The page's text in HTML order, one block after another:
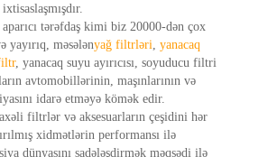
tərəfdaş kimi biz 20000-dən çox
yayırıq, məsələnyağ filtrləri ,yanacaq
, yanacaq suyu ayırıcısı, soyuducu filtri
avtomobillərinin, maşınlarının və
idarə etməyə kömək edir.
filtrlər və aksesuarların çeşidini hər
xidmətlərin performansı ilə
dünyasını sadələşdirmək məqsədi ilə